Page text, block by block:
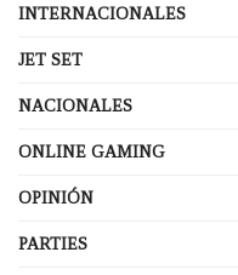
INTERNACIONALES
JET SET
NACIONALES
ONLINE GAMING
OPINIÓN
PARTIES